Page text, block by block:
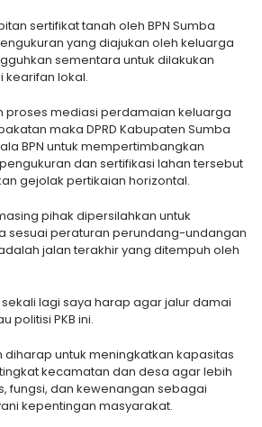
sertifikat tanah oleh BPN Sumba
yang diajukan oleh keluarga
sementara untuk dilakukan
kearifan lokal.
proses mediasi perdamaian keluarga
maka DPRD Kabupaten Sumba
BPN untuk mempertimbangkan
dan sertifikasi lahan tersebut
gejolak pertikaian horizontal.
pihak dipersilahkan untuk
sesuai peraturan perundang-undangan
jalan terakhir yang ditempuh oleh
sekali lagi saya harap agar jalur damai
politisi PKB ini.
untuk meningkatkan kapasitas
kecamatan dan desa agar lebih
fungsi, dan kewenangan sebagai
kepentingan masyarakat.